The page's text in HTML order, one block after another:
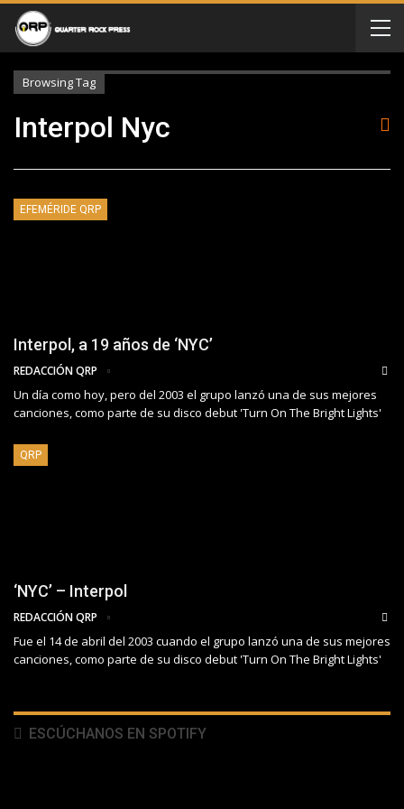
Browsing Tag
Interpol Nyc
EFEMÉRIDE QRP
Interpol, a 19 años de ‘NYC’
REDACCIÓN QRP
Un día como hoy, pero del 2003 el grupo lanzó una de sus mejores
canciones, como parte de su disco debut 'Turn On The Bright Lights'
QRP
‘NYC’ – Interpol
REDACCIÓN QRP
Fue el 14 de abril del 2003 cuando el grupo lanzó una de sus mejores
canciones, como parte de su disco debut 'Turn On The Bright Lights'
ESCÚCHANOS EN SPOTIFY